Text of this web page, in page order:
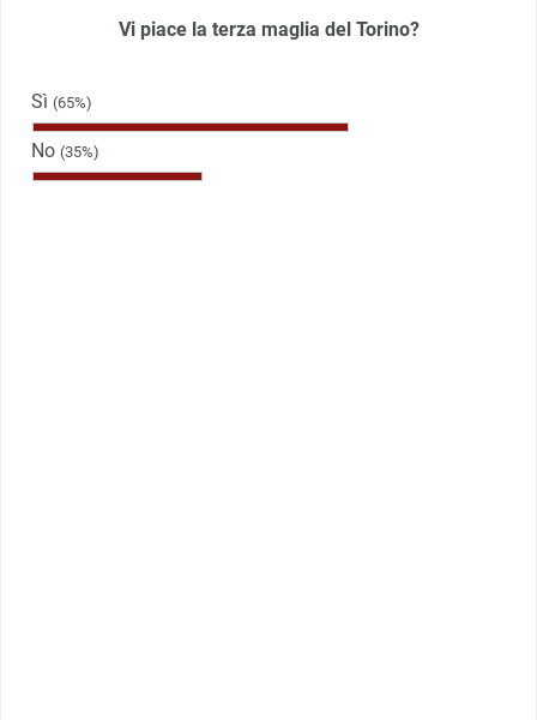
Vi piace la terza maglia del Torino?
Sì (65%)
No (35%)